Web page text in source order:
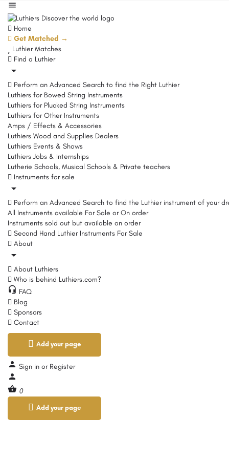
Home
Get Matched →
Luthier Matches
Find a Luthier
Perform an Advanced Search to find the Right Luthier
Luthiers for Bowed String Instruments
Luthiers for Plucked String Instruments
Luthiers for Other Instruments
Amps / Effects & Accessories
Luthiers Wood and Supplies Dealers
Luthiers Events & Shows
Luthiers Jobs & Internships
Lutherie Schools, Musical Schools & Private teachers
Instruments for sale
Perform an Advanced Search to find the Luthier instrument of your
All Instruments available For Sale or On order
Instruments sold out but available on order
Second Hand Luthier Instruments For Sale
About
About Luthiers
Who is behind Luthiers.com?
FAQ
Blog
Sponsors
Contact
Add your page
Sign in or Register
0
Add your page